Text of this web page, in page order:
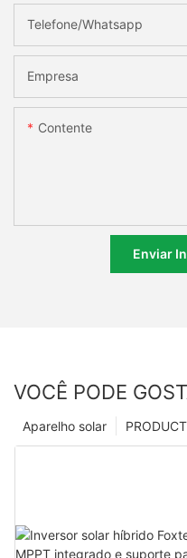
Telefone/whatsapp
Empresa
Contente
Enviar
VOCÊ PODE
Aparelho solar